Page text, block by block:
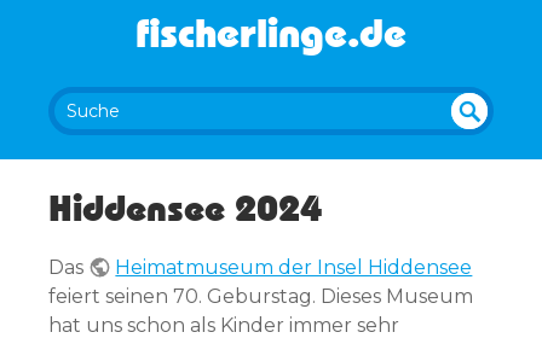
fischerlinge.de
Hiddensee 2024
Das
Heimatmuseum der Insel Hiddensee
feiert seinen 70. Geburstag. Dieses Museum
hat uns schon als Kinder immer sehr